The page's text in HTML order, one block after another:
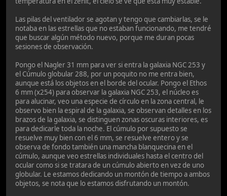
Las pilas del ventilador se agotan y tengo que cambiarlas, se le
notaba en las estrellas que no estaban funcionando, me tendré
que buscar algún método nuevo, porque me duran pocas
sesiones de observación.
Pongo el Nagler 31 mm para ver si entra la galaxia NGC 253 y
el Cúmulo globular 288, por un poquito no me entra bien,
aunque está los objetos en el borde del ocular. Pongo el Ethos
6 mm (x254) para observar la galaxia NGC 253, el núcleo es
para alucinar, veo una especie de círculo en la zona central, le
observo bien la espiral de la galaxia, se observan detalles en los
brazos de la galaxia, se distinguen zonas oscuras interiores, es
para dedicarle toda la noche. El cúmulo por supuesto se
resuelve muy bien con el 6 mm, se resuelve entero y se
observa de fondo también una mancha blanquecina en el
cúmulo, aunque veo estrellas individuales hasta el centro del
ocular como si se tratara de un cúmulo abierto en vez de uno
globular. Le estamos dedicando un montón de tiempo a ambos
objetos, se nota que lo estamos disfrutando un montón.